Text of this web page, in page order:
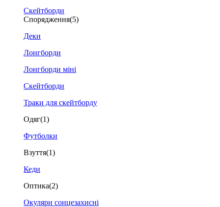
Скейтборди
Спорядження(5)
Деки
Лонгборди
Лонгборди міні
Скейтборди
Траки для скейтборду
Одяг(1)
Футболки
Взуття(1)
Кеди
Оптика(2)
Окуляри сонцезахисні